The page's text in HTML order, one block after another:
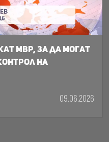
МВР, за да могат
на
09.06.2026